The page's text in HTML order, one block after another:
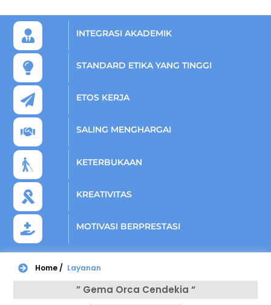
INTEGRASI AKADEMIK
STANDARD ETIKA YANG TINGGI
ETOS KERJA
SALING MENGHARGAI
KETERBUKAAN
KREATIVITAS
MOTIVASI BERPRESTASI
Home / Layanan
” Gema Orca Cendekia “